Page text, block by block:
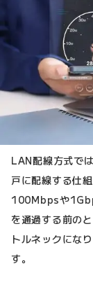
LAN配線方式で
戸に配線する仕
100Mbpsや
を通過する前の
トルネックにな
す。